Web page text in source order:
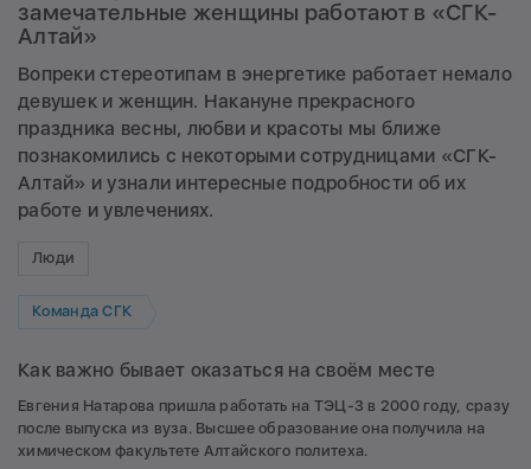
замечательные женщины работают в «СГК-
Алтай»
Вопреки стереотипам в энергетике работает немало
девушек и женщин. Накануне прекрасного
праздника весны, любви и красоты мы ближе
познакомились с некоторыми сотрудницами «СГК-
Алтай» и узнали интересные подробности об их
работе и увлечениях.
Люди
Команда СГК
Как важно бывает оказаться на своём месте
Евгения Натарова пришла работать на ТЭЦ-3 в 2000 году, сразу
после выпуска из вуза. Высшее образование она получила на
химическом факультете Алтайского политеха.